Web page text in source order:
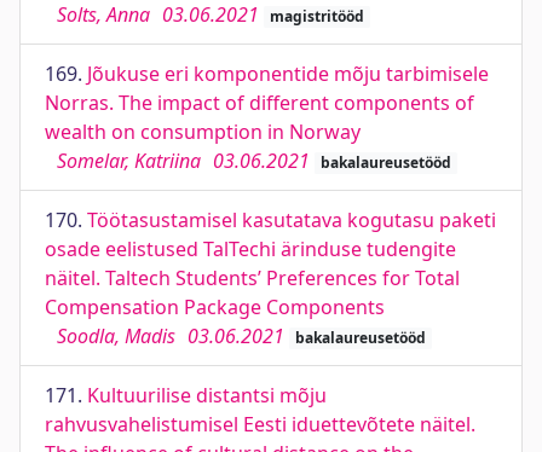
Solts, Anna 03.06.2021 magistritööd
169. Jõukuse eri komponentide mõju tarbimisele
Norras. The impact of different components of
wealth on consumption in Norway
Somelar, Katriina 03.06.2021 bakalaureusetööd
170. Töötasustamisel kasutatava kogutasu paketi
osade eelistused TalTechi ärinduse tudengite
näitel. Taltech Students’ Preferences for Total
Compensation Package Components
Soodla, Madis 03.06.2021 bakalaureusetööd
171. Kultuurilise distantsi mõju
rahvusvahelistumisel Eesti iduettevõtete näitel.